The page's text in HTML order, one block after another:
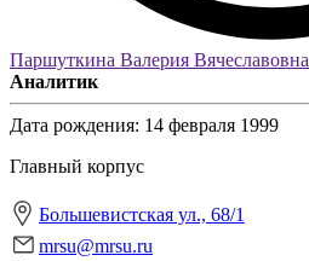
Паршуткина Валерия Вячеславовна
Аналитик
Дата рождения: 14 февраля 1999
Главный корпус
Большевистская ул., 68/1
mrsu@mrsu.ru